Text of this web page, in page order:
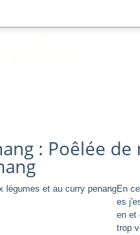
: Poêlée de
En
es
en et
trop